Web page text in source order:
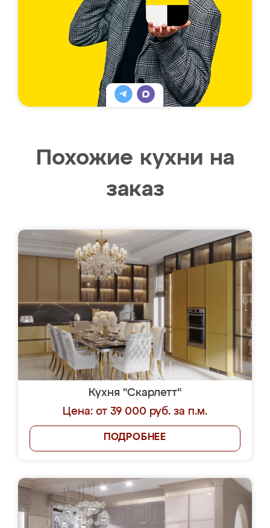
Похожие кухни на
заказ
Кухня "Скарлетт"
Цена: от 39 000 руб. за п.м.
ПОДРОБНЕЕ